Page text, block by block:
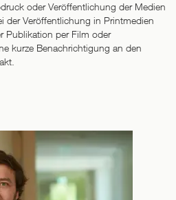
oder Veröffentlichung der Medien
der Veröffentlichung in Printmedien
Publikation per Film oder
kurze Benachrichtigung an den